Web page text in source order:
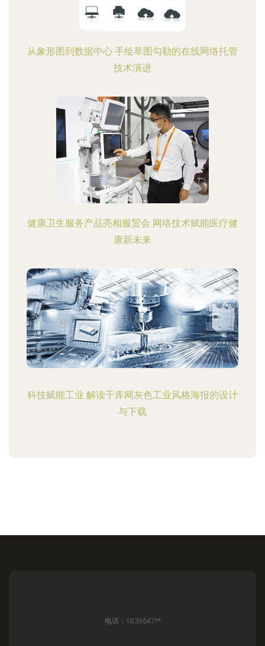
从象形图到数据中心 手绘草图勾勒的在线网络托管
技术演进
健康卫生服务产品亮相服贸会 网络技术赋能医疗健
康新未来
科技赋能工业 解读千库网灰色工业风格海报的设计
与下载
电话：1839647**